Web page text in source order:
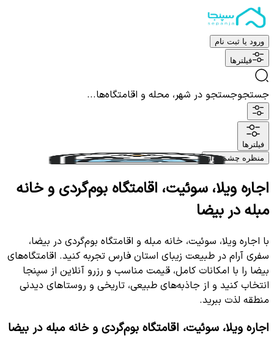
ورود یا ثبت نام
فیلترها
جستجوجستجو در شهر، محله و اقامتگاه‌ها...
فیلترها
منظره چشم نواز
اجاره ویلا، سوئیت، اقامتگاه بوم‌گردی و خانه
مبله در بیضا
با اجاره ویلا، سوئیت، خانه مبله و اقامتگاه بوم‌گردی در بیضا،
سفری آرام در طبیعت زیبای استان فارس تجربه کنید. اقامتگاه‌های
بیضا را با امکانات کامل، قیمت مناسب و رزرو آنلاین از سپنجا
انتخاب کنید و از جاذبه‌های طبیعی، تاریخی و روستاهای دیدنی
منطقه لذت ببرید.
اجاره ویلا، سوئیت، اقامتگاه بوم‌گردی و خانه مبله در بیضا